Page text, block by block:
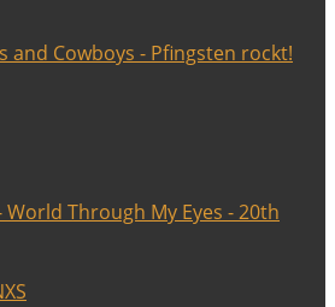
and Cowboys - Pfingsten rockt!
World Through My Eyes - 20th